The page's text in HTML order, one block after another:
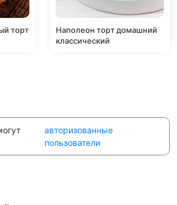
торт
Наполеон торт домашний
классический
авторизованные
пользователи